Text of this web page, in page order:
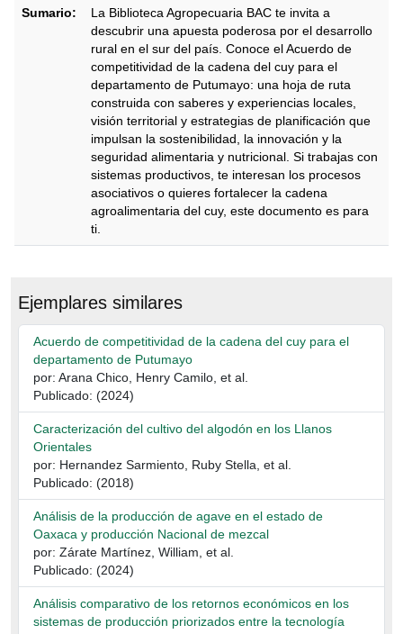
Sumario:
La Biblioteca Agropecuaria BAC te invita a
descubrir una apuesta poderosa por el desarrollo
rural en el sur del país. Conoce el Acuerdo de
competitividad de la cadena del cuy para el
departamento de Putumayo: una hoja de ruta
construida con saberes y experiencias locales,
visión territorial y estrategias de planificación que
impulsan la sostenibilidad, la innovación y la
seguridad alimentaria y nutricional. Si trabajas con
sistemas productivos, te interesan los procesos
asociativos o quieres fortalecer la cadena
agroalimentaria del cuy, este documento es para
ti.
Ejemplares similares
Acuerdo de competitividad de la cadena del cuy para el
departamento de Putumayo
por: Arana Chico, Henry Camilo, et al.
Publicado: (2024)
Caracterización del cultivo del algodón en los Llanos
Orientales
por: Hernandez Sarmiento, Ruby Stella, et al.
Publicado: (2018)
Análisis de la producción de agave en el estado de
Oaxaca y producción Nacional de mezcal
por: Zárate Martínez, William, et al.
Publicado: (2024)
Análisis comparativo de los retornos económicos en los
sistemas de producción priorizados entre la tecnología